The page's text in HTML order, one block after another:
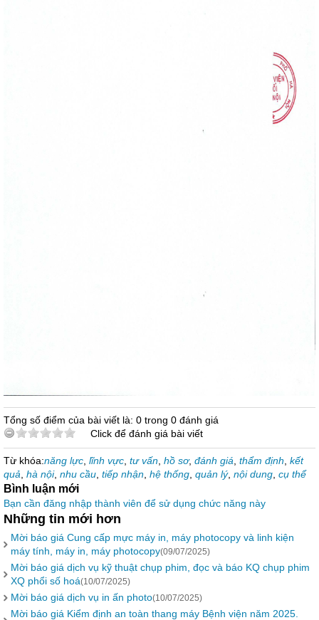
Tổng số điểm của bài viết là: 0 trong 0 đánh giá
Click để đánh giá bài viết
Từ khóa:năng lực lĩnh vực tư vấn hồ sơ, đánh giá thẩm định kết
quả hà nội, nhu cầu tiếp nhận hệ thống quản lý, nội dung cụ thể
Bình luận mới
Bạn cần đăng nhập thành viên để sử dụng chức năng này
Những tin mới hơn
Mời báo giá Cung cấp mực máy in, máy photocopy và linh kiện
máy tính, máy in, máy photocopy(09/07/2025)
Mời báo giá dịch vụ kỹ thuật chụp phim, đọc và báo KQ chụp phim
XQ phổi số hoá(10/07/2025)
Mời báo giá dịch vụ in ấn photo(10/07/2025)
Mời báo giá Kiểm định an toàn thang máy Bệnh viện năm 2025.